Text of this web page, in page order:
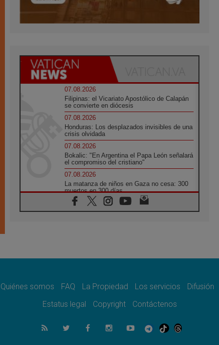
07.08.2026
Filipinas: el Vicariato Apostólico de Calapán
se convierte en diócesis
07.08.2026
Honduras: Los desplazados invisibles de una
crisis olvidada
07.08.2026
Bokalic: "En Argentina el Papa León señalará
el compromiso del cristiano"
07.08.2026
La matanza de niños en Gaza no cesa: 300
muertos en 300 días
07.08.2026
Tagle: La guerra desfigura el mundo, solo la
como misión al servicio del Evangelio
SIGNIS 2026, dar voz a las religiosas en el
07.08.2026
Lanzan un proyecto de empoderamiento
Quiénes somos FAQ La Propiedad Los servicios
Difusión
Estatus legal
Copyright Contáctenos